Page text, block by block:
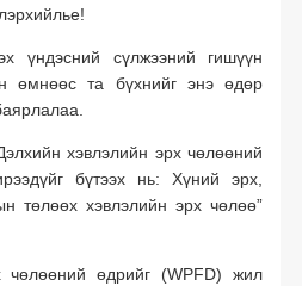
үндэсний сүлжээний гишүүн
өмнөөс та бүхнийг энэ өдөр
хэвлэлийн эрх чөлөөний
бүтээх нь: Хүний эрх,
төлөөх хэвлэлийн эрх чөлөө”
чөлөөний өдрийг (WPFD) жил